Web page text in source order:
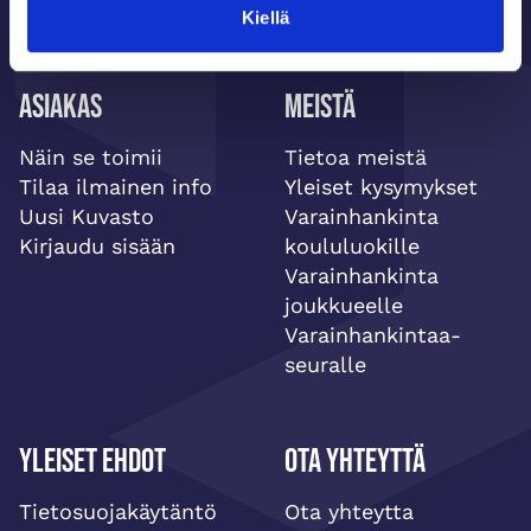
Kiellä
Asiakas
Näin se toimii
Tilaa ilmainen info
Uusi Kuvasto
Kirjaudu sisään
Meistä
Tietoa meistä
Yleiset kysymykset
Varainhankinta
koululuokille
Varainhankinta
joukkueelle
Varainhankintaa-
seuralle
Yleiset ehdot
Tietosuojakäytäntö
Ota yhteyttä
Ota yhteytta